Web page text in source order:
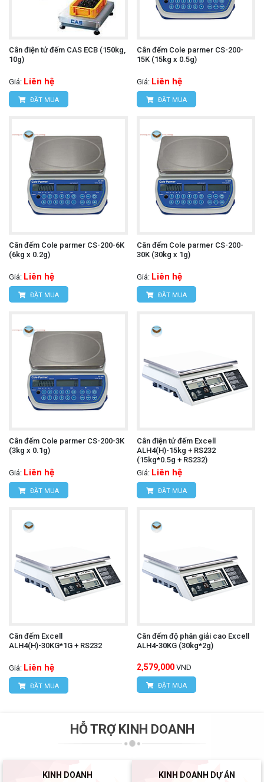
Cân điện tử đếm CAS ECB (150kg,
10g)
Giá: Liên hệ
ĐẶT MUA
Cân đếm Cole parmer CS-200-
15K (15kg x 0.5g)
Giá: Liên hệ
ĐẶT MUA
Cân đếm Cole parmer CS-200-6K
(6kg x 0.2g)
Giá: Liên hệ
ĐẶT MUA
Cân đếm Cole parmer CS-200-
30K (30kg x 1g)
Giá: Liên hệ
ĐẶT MUA
Cân đếm Cole parmer CS-200-3K
(3kg x 0.1g)
Giá: Liên hệ
ĐẶT MUA
Cân điện tử đếm Excell
ALH4(H)-15kg + RS232
(15kg*0.5g + RS232)
Giá: Liên hệ
ĐẶT MUA
Cân đếm Excell
ALH4(H)-30KG*1G + RS232
Giá: Liên hệ
ĐẶT MUA
Cân đếm độ phân giải cao Excell
ALH4-30KG (30kg*2g)
2,579,000 VND
ĐẶT MUA
HỖ TRỢ KINH DOANH
KINH DOANH
KINH DOANH DỰ ÁN